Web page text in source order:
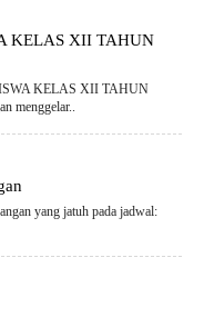
KELAS XII TAHUN
KELAS XII TAHUN
menggelar..
yang jatuh pada jadwal: